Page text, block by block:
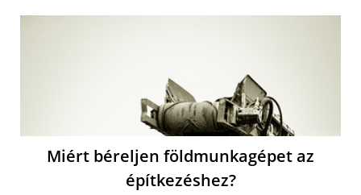
Miért béreljen földmunkagépet az
építkezéshez?